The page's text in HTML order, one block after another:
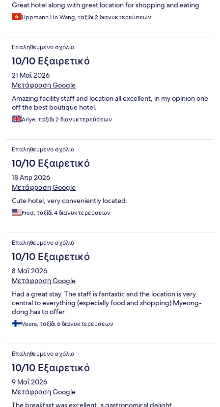
Great hotel along with great location for shopping and eating
Lippmann Ho Wang, ταξίδι 2 διανυκτερεύσεων
Επαληθευμένο σχόλιο
10/10 Εξαιρετικό
21 Μαΐ 2026
Μετάφραση Google
Amazing facility staff and location all excellent, in my opinion one
off the best boutique hotel.
Ariye, ταξίδι 2 διανυκτερεύσεων
Επαληθευμένο σχόλιο
10/10 Εξαιρετικό
18 Απρ 2026
Μετάφραση Google
Cute hotel, very conveniently located.
Fred, ταξίδι 4 διανυκτερεύσεων
Επαληθευμένο σχόλιο
10/10 Εξαιρετικό
8 Μαΐ 2026
Μετάφραση Google
Had a great stay. The staff is fantastic and the location is very
central to everything (especially food and shopping) Myeong-
dong has to offer.
Veera, ταξίδι 6 διανυκτερεύσεων
Επαληθευμένο σχόλιο
10/10 Εξαιρετικό
9 Μαΐ 2026
Μετάφραση Google
The breakfast was excellent, a gastronomical delight.